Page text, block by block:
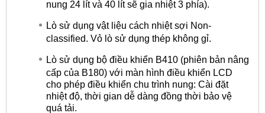
nung 24 lít và 40 lít sẽ gia nhiệt 3 phía).
Lò sử dụng vật liệu cách nhiệt sợi Non-
classified. Vỏ lò sử dụng thép không gỉ.
Lò sử dụng bộ điều khiển B410 (phiên bản nâng
cấp của B180) với màn hình điều khiển LCD
cho phép điều khiển chu trình nung: Cài đặt
nhiệt độ, thời gian dễ dàng đồng thời bảo vệ
quá tải.